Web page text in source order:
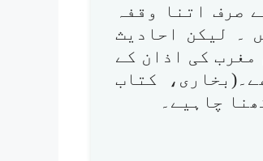
صرف اتنا وقفہ
۔ لیکن احادیث
کی اذان کے
کتاب